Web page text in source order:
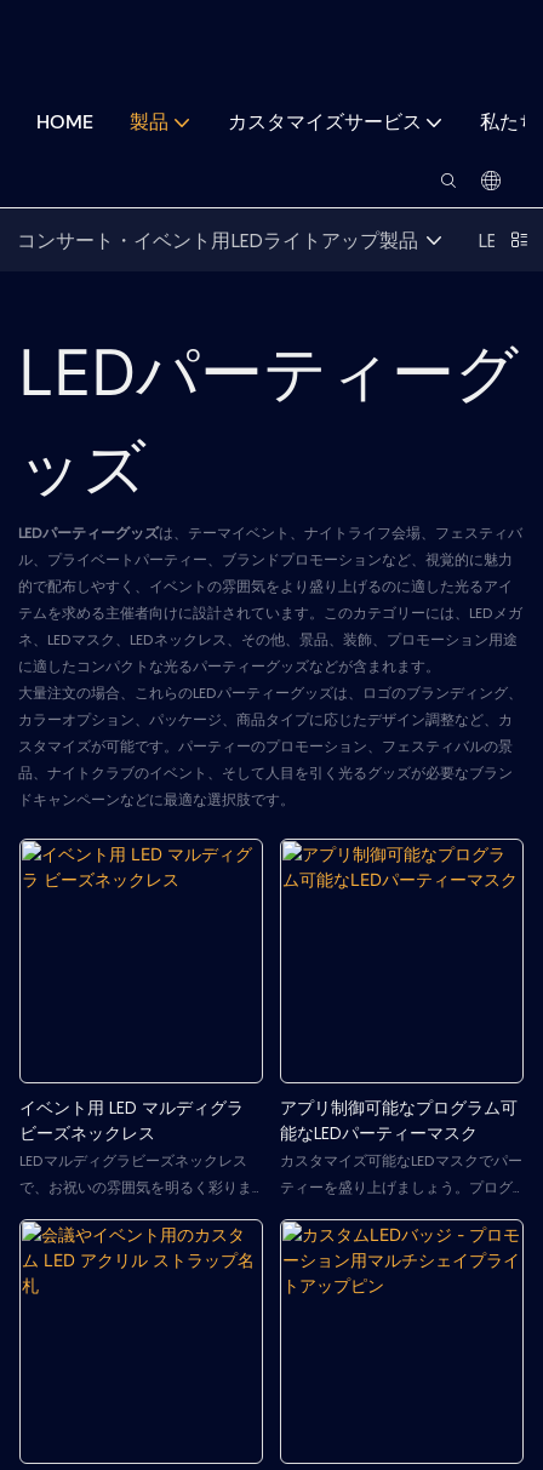
HOME 製品 カスタマイズサービス 私た
コンサート・イベント用LEDライトアップ製品 LEDパ
LEDパーティーグ
ッズ
LEDパーティーグッズは、テーマイベント、ナイトライフ会場、フェスティバ
ル、プライベートパーティー、ブランドプロモーションなど、視覚的に魅力
的で配布しやすく、イベントの雰囲気をより盛り上げるのに適した光るアイ
テムを求める主催者向けに設計されています。このカテゴリーには、LEDメガ
ネ、LEDマスク、LEDネックレス、その他、景品、装飾、プロモーション用途
に適したコンパクトな光るパーティーグッズなどが含まれます。
大量注文の場合、これらのLEDパーティーグッズは、ロゴのブランディング、
カラーオプション、パッケージ、商品タイプに応じたデザイン調整など、カ
スタマイズが可能です。パーティーのプロモーション、フェスティバルの景
品、ナイトクラブのイベント、そして人目を引く光るグッズが必要なブラン
ドキャンペーンなどに最適な選択肢です。
イベント用 LED マルディグラ
ビーズネックレス
LEDマルディグラビーズネックレス
で、お祝いの雰囲気を明るく彩りま
な色彩とエネルギーを添えるLEDライ
トアップマルディグラビーズネック
レス。赤、青、緑、白、ピンク、オ
アプリ制御可能なプログラム可
能なLEDパーティーマスク
カスタマイズ可能なLEDマスクでパー
ティーを盛り上げましょう。プログ
個性的なスタイルを演出しましょ
う。このスマートマスクはアプリ経
由でスマートフォンに接続し、メッ